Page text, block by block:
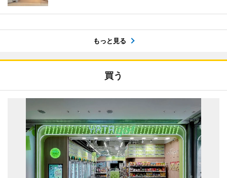
もっと見る
買う